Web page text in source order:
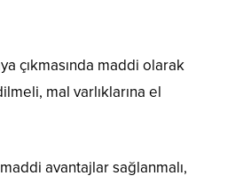
çıkmasında maddi olarak
mal varlıklarına el
avantajlar sağlanmalı,